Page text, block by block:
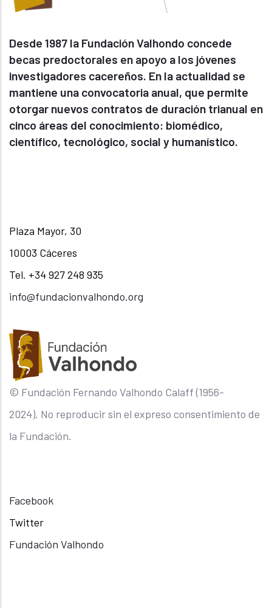
Desde 1987 la Fundación Valhondo concede
becas predoctorales en apoyo a los jóvenes
investigadores cacereños. En la actualidad se
mantiene una convocatoria anual, que permite
otorgar nuevos contratos de duración trianual en
cinco áreas del conocimiento: biomédico,
científico, tecnológico, social y humanístico.
Plaza Mayor, 30
10003 Cáceres
Tel. +34 927 248 935
info@fundacionvalhondo.org
© Fundación Fernando Valhondo Calaff (1956-
2024). No reproducir sin el expreso consentimiento de
la Fundación.
Facebook
Twitter
Fundación Valhondo